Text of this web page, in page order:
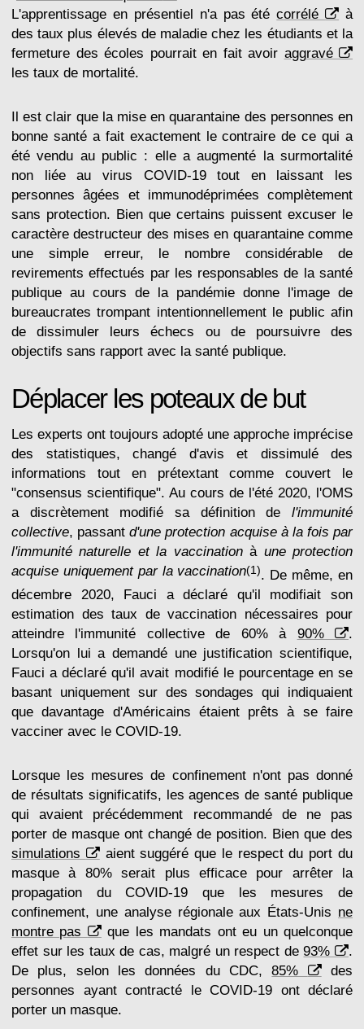
L'apprentissage en présentiel n'a pas étécorrélé
à
des taux plus élevés de maladie chez les étudiants et la
fermeture des écoles pourrait en fait avoir aggravé
les taux de mortalité.
Il est clair que la mise en quarantaine des personnes en
bonne santé a fait exactement le contraire de ce qui a
été vendu au public : elle a augmenté la surmortalité
non liée au virus COVID-19 tout en laissant les
personnes âgées et immunodéprimées complètement
sans protection. Bien que certains puissent excuser le
caractère destructeur des mises en quarantaine comme
une simple erreur, le nombre considérable de
revirements effectués par les responsables de la santé
publique au cours de la pandémie donne l'image de
bureaucrates trompant intentionnellement le public afin
de dissimuler leurs échecs ou de poursuivre des
objectifs sans rapport avec la santé publique.
Déplacer les poteaux de but
Les experts ont toujours adopté une approche imprécise
des statistiques, changé d'avis et dissimulé des
informations tout en prétextant comme couvert le
"consensus scientifique". Au cours de l'été 2020, l'OMS
a discrètement modifié sa définition de l'immunité
collective, passantd'une protection acquise à la fois par
l'immunité naturelle et la vaccinationà une protection
acquise uniquement par la vaccination(1)
. De même, en
décembre 2020, Fauci a déclaré qu'il modifiait son
estimation des taux de vaccination nécessaires pour
atteindre l'immunité collective de 60% à 90%
Lorsqu'on lui a demandé une justification scientifique,
Fauci a déclaré qu'il avait modifié le pourcentage en se
basant uniquement sur des sondages qui indiquaient
que davantage d'Américains étaient prêts à se faire
vacciner avec le COVID-19.
Lorsque les mesures de confinement n'ont pas donné
de résultats significatifs, les agences de santé publique
qui avaient précédemment recommandé de ne pas
porter de masque ont changé de position. Bien que des
simulations
aient suggéré que le respect du port du
masque à 80% serait plus efficace pour arrêter la
propagation du COVID-19 que les mesures de
confinement, une analyse régionale aux États-Unis ne
montre pas
que les mandats ont eu un quelconque
effet sur les taux de cas, malgré un respect de93%
De plus, selon les données du CDC,85%
des
personnes ayant contracté le COVID-19 ont déclaré
porter un masque.